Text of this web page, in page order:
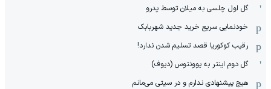
گل اول چلسی به میلان توسط پدرو
خودنمایی سریع خرید جدید شهربابک
رقیب کوکوریا قصد تسلیم شدن ندارد!
گل دوم اینتر به یوونتوس (دیوف)
هیچ پیشنهادی ندارم و در سیتی می‌مانم